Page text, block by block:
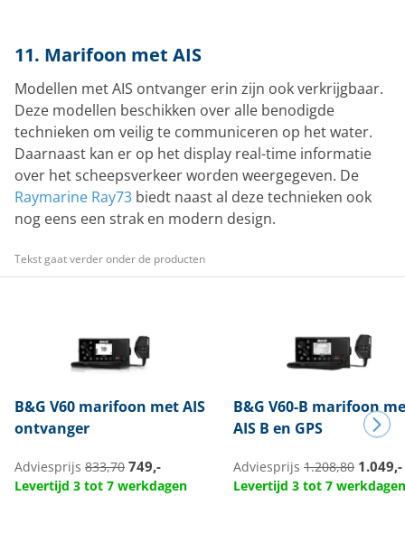
11. Marifoon met AIS
Modellen met AIS ontvanger erin zijn ook verkrijgbaar.
Deze modellen beschikken over alle benodigde
technieken om veilig te communiceren op het water.
Daarnaast kan er op het display real-time informatie
over het scheepsverkeer worden weergegeven. De
Raymarine Ray73 biedt naast al deze technieken ook
nog eens een strak en modern design.
Tekst gaat verder onder de producten
B&G V60 marifoon met AIS
ontvanger
Adviesprijs 833,70 749,-
Levertijd 3 tot 7 werkdagen
B&G V60-B marifoon
AIS B en GPS
Adviesprijs 1.208,80 1.049,-
Levertijd 3 tot 7 werkdagen